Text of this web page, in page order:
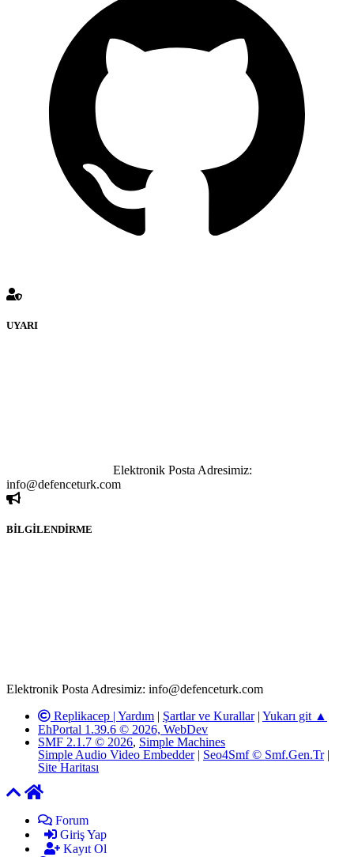
UYARI
Elektronik Posta Adresimiz:
info@defenceturk.com
BİLGİLENDİRME
Elektronik Posta Adresimiz: info@defenceturk.com
Replikacep | Yardım | Şartlar ve Kurallar| Yukarı git ▲
EhPortal 1.39.6 © 2026, WebDev
SMF 2.1.7 © 2026, Simple Machines
Simple Audio Video Embedder | Seo4Smf © Smf.Gen.Tr|
Site Haritası
Forum
Giriş Yap
Kayıt Ol